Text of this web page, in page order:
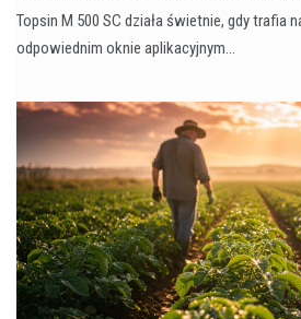
Topsin M 500 SC działa świetnie, gdy trafia
odpowiednim oknie aplikacyjnym…